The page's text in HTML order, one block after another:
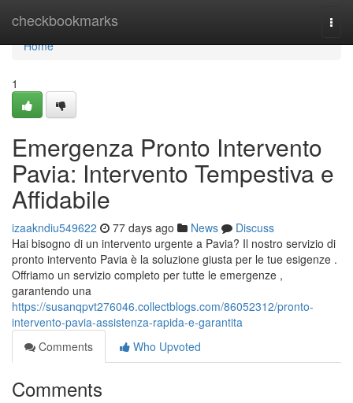
checkbookmarks
Home
Home
1
Emergenza Pronto Intervento
Pavia: Intervento Tempestiva e
Affidabile
izaakndiu549622 77 days ago News
Discuss
Hai bisogno di un intervento urgente a Pavia? Il nostro servizio di
pronto intervento Pavia è la soluzione giusta per le tue esigenze .
Offriamo un servizio completo per tutte le emergenze ,
garantendo una
https://susanqpvt276046.collectblogs.com/86052312/pronto-
intervento-pavia-assistenza-rapida-e-garantita
Comments
Who Upvoted
Comments